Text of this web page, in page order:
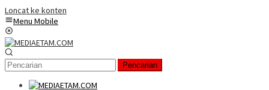
Loncat ke konten
Menu Mobile
Pencarian